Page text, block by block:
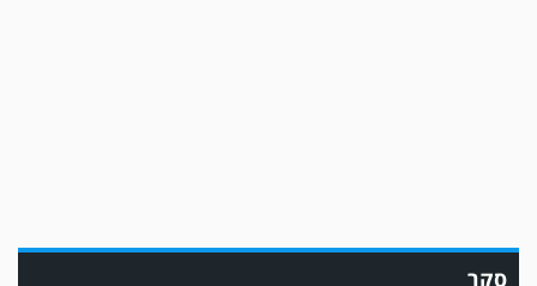
סקר